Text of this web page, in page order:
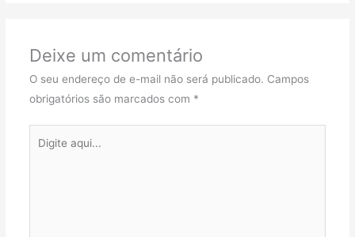
Deixe um comentário
O seu endereço de e-mail não será publicado. Campos
obrigatórios são marcados com *
aqui...